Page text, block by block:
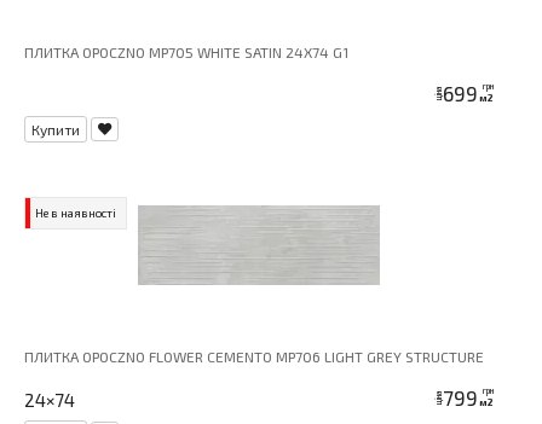
ПЛИТКА OPOCZNO MP705 WHITE SATIN 24X74 G1
ціна699 грн
м2
Купити
Не в наявності
ПЛИТКА OPOCZNO FLOWER CEMENTO MP706 LIGHT GREY STRUCTURE
24×74 ціна799 грн
м2